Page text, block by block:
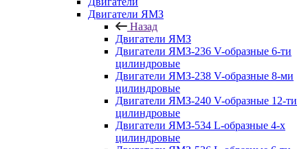
Двигатели ЯМЗ
Назад
Двигатели ЯМЗ
Двигатели ЯМЗ-236 V-образные 6-ти
цилиндровые
Двигатели ЯМЗ-238 V-образные 8-ми
цилиндровые
Двигатели ЯМЗ-240 V-образные 12-ти
цилиндровые
Двигатели ЯМЗ-534 L-образные 4-х
цилиндровые